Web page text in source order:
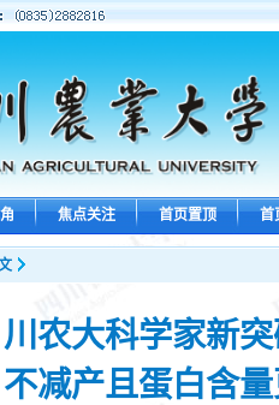
焦点关注 首页置顶 首
川农大科学家新
减产且蛋白含